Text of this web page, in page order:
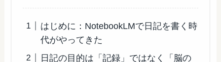
はじめに：NotebookLMで日記を書く時
代がやってきた
日記の目的は「記録」ではなく「脳の